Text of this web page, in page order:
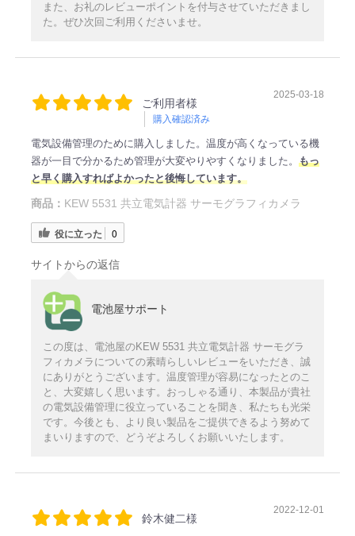
また、お礼のレビューポイントを付与させていただきまし
た。ぜひ次回ご利用くださいませ。
ご利用者様
購入確認済み
2025-03-18
電気設備管理のために購入しました。温度が高くなっている機
器が一目で分かるため管理が大変やりやすくなりました。 もっ
と早く購入すればよかったと後悔しています。
商品： KEW 5531 共立電気計器 サーモグラフィカメラ
役に立った 0
サイトからの返信
電池屋サポート
この度は、電池屋のKEW 5531 共立電気計器 サーモグラ
フィカメラについての素晴らしいレビューをいただき、誠
にありがとうございます。温度管理が容易になったとのこ
と、大変嬉しく思います。おっしゃる通り、本製品が貴社
の電気設備管理に役立っていることを聞き、私たちも光栄
です。今後とも、より良い製品をご提供できるよう努めて
まいりますので、どうぞよろしくお願いいたします。
鈴木健二様
2022-12-01